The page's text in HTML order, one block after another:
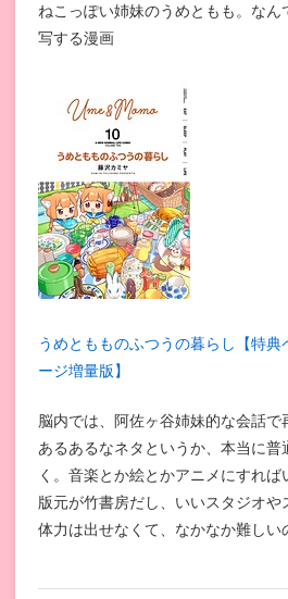
ねこっぽい姉妹のうめともも。な
写する漫画
うめともものふつうの暮らし【特
ージ増量版】
脳内では、阿佐ヶ谷姉妹的な会話で
あるあるなネタというか、本当に
く。音楽とか絵とかアニメにすれば
版元が竹書房だし、いいスタジオ
体力は出せなくて、なかなか難しい